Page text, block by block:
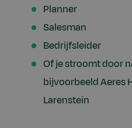
Planner
Salesman
Bedrijfsleider
Of je stroomt door
bijvoorbeeld Aeres
Larenstein